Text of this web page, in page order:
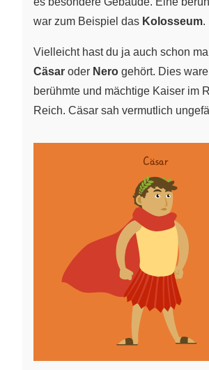
war zum Beispiel das Kolosseum.
Vielleicht hast du ja auch schon
Cäsar oder Nero gehört. Dies
berühmte und mächtige Kaiser im
Reich. Cäsar sah vermutlich